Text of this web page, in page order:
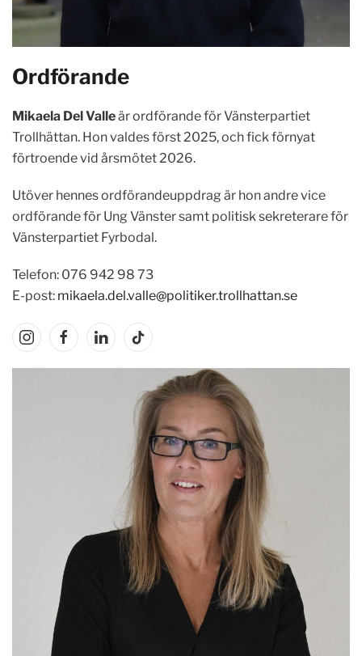
Ordförande
Mikaela Del Valleär ordförande för Vänsterpartiet
Trollhättan. Hon valdes först 2025, och fick förnyat
förtroende vid årsmötet 2026.
Utöver hennes ordförandeuppdrag är hon andre vice
ordförande för Ung Vänster samt politisk sekreterare för
Vänsterpartiet Fyrbodal.
Telefon: 076 942 98 73
E-post: mikaela.del.valle@politiker.trollhattan.se